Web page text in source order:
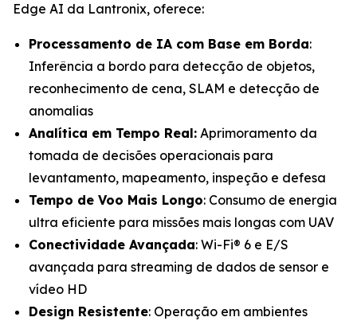
Edge AI da Lantronix, oferece:
Processamento de IA com Base em Borda:
Inferência a bordo para detecção de objetos,
reconhecimento de cena, SLAM e detecção de
anomalias
Analítica em Tempo Real: Aprimoramento da
tomada de decisões operacionais para
levantamento, mapeamento, inspeção e defesa
Tempo de Voo Mais Longo: Consumo de energia
ultra eficiente para missões mais longas com UAV
Conectividade Avançada: Wi-Fi® 6 e E/S
avançada para streaming de dados de sensor e
vídeo HD
Design Resistente: Operação em ambientes